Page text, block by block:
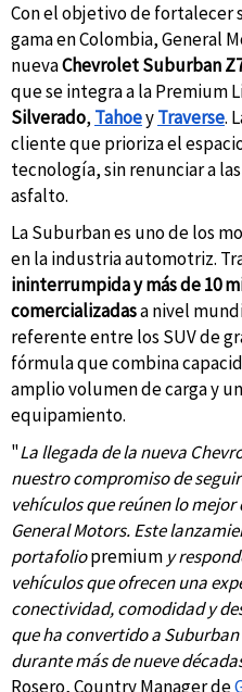
Con el objetivo de fortalecer
gama en Colombia, General
nuevaChevrolet Suburban
que se integra a la Premium
Silverado, TahoeyTraverse.
cliente que prioriza el
tecnología, sin renunciar a
asfalto.
La Suburban es uno de los
en la industria automotriz.
ininterrumpida y más de 10
comercializadasa nivel
referente entre los SUV de
fórmula que combina
amplio volumen de carga y
equipamiento.
"La llegada de la nueva
nuestro compromiso de
vehículos que reúnen lo
General Motors. Este
portafoliopremium y
vehículos que ofrecen una
conectividad, comodidad y
que ha convertido a
durante más de nueve
Rosero, Country Manager de